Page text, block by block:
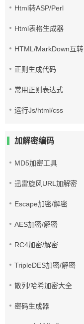
Html转ASP/Perl
Html表格生成器
HTML/MarkDown互转
正则生成代码
常用正则表达式
运行Js/html/css
加解密编码
MD5加密工具
迅雷旋风URL加解密
Escape加密/解密
AES加密/解密
RC4加密/解密
TripleDES加密/解密
散列/哈希加密大全
密码生成器